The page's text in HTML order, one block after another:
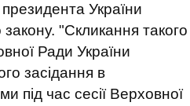
України
"Скликання такого
Ради України
засідання в
під час сесії Верховної